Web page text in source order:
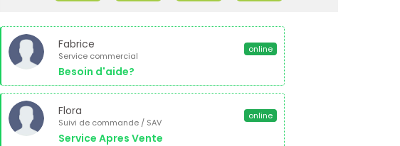
Fabrice
Service commercial
Besoin d'aide?
online
Flora
Suivi de commande / SAV
Service Apres Vente
online